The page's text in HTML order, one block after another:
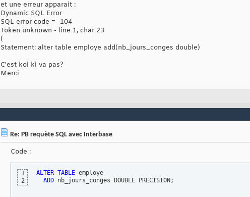
et une erreur apparait :
Dynamic SQL Error
SQL error code = -104
Token unknown - line 1, char 23
(
Statement: alter table employe add(nb_jours_conges double)
C'est koi ki va pas?
Merci
Re: PB requète SQL avec Interbase
Code :
1
2
ALTER TABLE employe
ADD nb_jours_conges DOUBLE PRECISION;